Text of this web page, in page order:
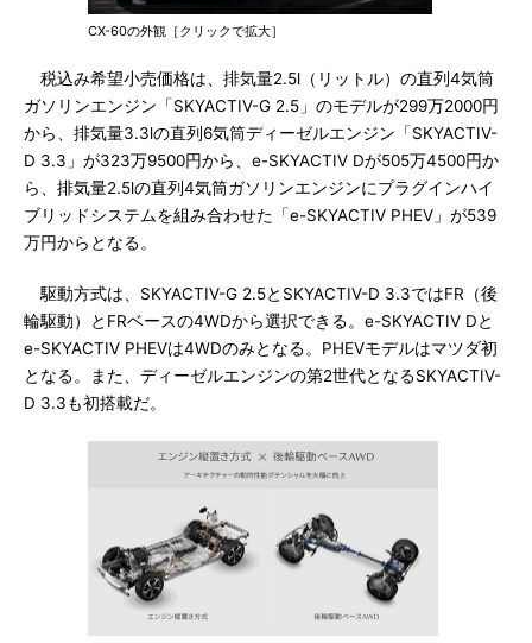
CX-60の外観［クリックで拡大］
税込み希望小売価格は、排気量2.5l（リットル）の直列4気筒
ガソリンエンジン「SKYACTIV-G 2.5」のモデルが299万2000円
から、排気量3.3lの直列6気筒ディーゼルエンジン「SKYACTIV-
D 3.3」が323万9500円から、e-SKYACTIV Dが505万4500円か
ら、排気量2.5lの直列4気筒ガソリンエンジンにプラグインハイ
ブリッドシステムを組み合わせた「e-SKYACTIV PHEV」が539
万円からとなる。
駆動方式は、SKYACTIV-G 2.5とSKYACTIV-D 3.3ではFR（後
輪駆動）とFRベースの4WDから選択できる。e-SKYACTIV Dと
e-SKYACTIV PHEVは4WDのみとなる。PHEVモデルはマツダ初
となる。また、ディーゼルエンジンの第2世代となるSKYACTIV-
D 3.3も初搭載だ。